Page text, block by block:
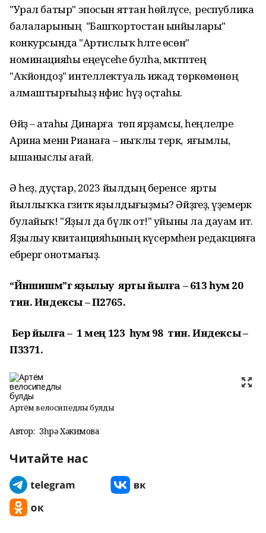
"Урал батыр" эпосын яттан һөйләүсе, республика
балаларының "Башҡортостан ынйылары"
конкурсында "Артислыҡ һәләте өсөн"
номинацияһы еңеүсеһе булһа, мәктәптең
"Аҡйондоҙ" интеллектуаль ижад төркөмөнөң
алмаштырғыһыҙ нәфис һүҙ оҫтаһы.
Өйҙә – атаһы Динарға төп ярҙамсы, һеңлеләре
Арина менән Рианаға – ныҡлы терәк, яғымлы,
ышаныслы ағай.
Ә һеҙ, дуҫтар, 2023 йылдың беренсе ярты
йыллыҡҡа гәзиткә яҙылдығыҙмы? Әйҙәгеҙ, әүҙемерәк
булайыҡ! "Яҙыл да бүләк от!" уйыны ла дауам итә.
Яҙылыу квитанцияһының күсермәһен редакцияға
ебәрергә онотмағыҙ.
“Йәншишмә”гә яҙылыу ярты йылға – 613 һум 20
тин. Индексы – П2765.
Бер йылға – 1 мең 123 һум 98 тин. Индексы –
П3371.
Артём велосипедлы булды
Автор: Зөһрә Хәкимова
Читайте нас